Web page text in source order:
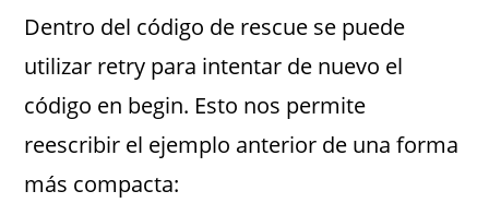
Dentro del código de rescue se puede
utilizar retry para intentar de nuevo el
código en begin. Esto nos permite
reescribir el ejemplo anterior de una forma
más compacta: